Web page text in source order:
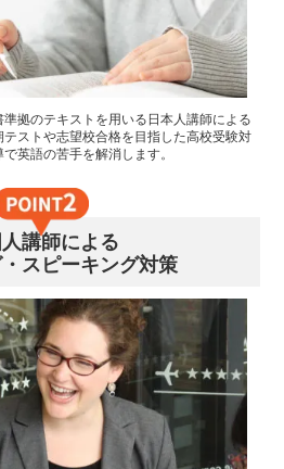
拠のテキストを用いる日本人講師による
ストや志望校合格を目指した高校受験対
英語の苦手を解消します。
講師による
スピーキング対策